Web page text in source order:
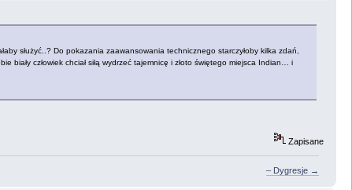
służyć..? Do pokazania zaawansowania technicznego starczyłoby kilka zdań,
człowiek chciał siłą wydrzeć tajemnicę i złoto świętego miejsca Indian… i
Zapisane
– Dygresje →